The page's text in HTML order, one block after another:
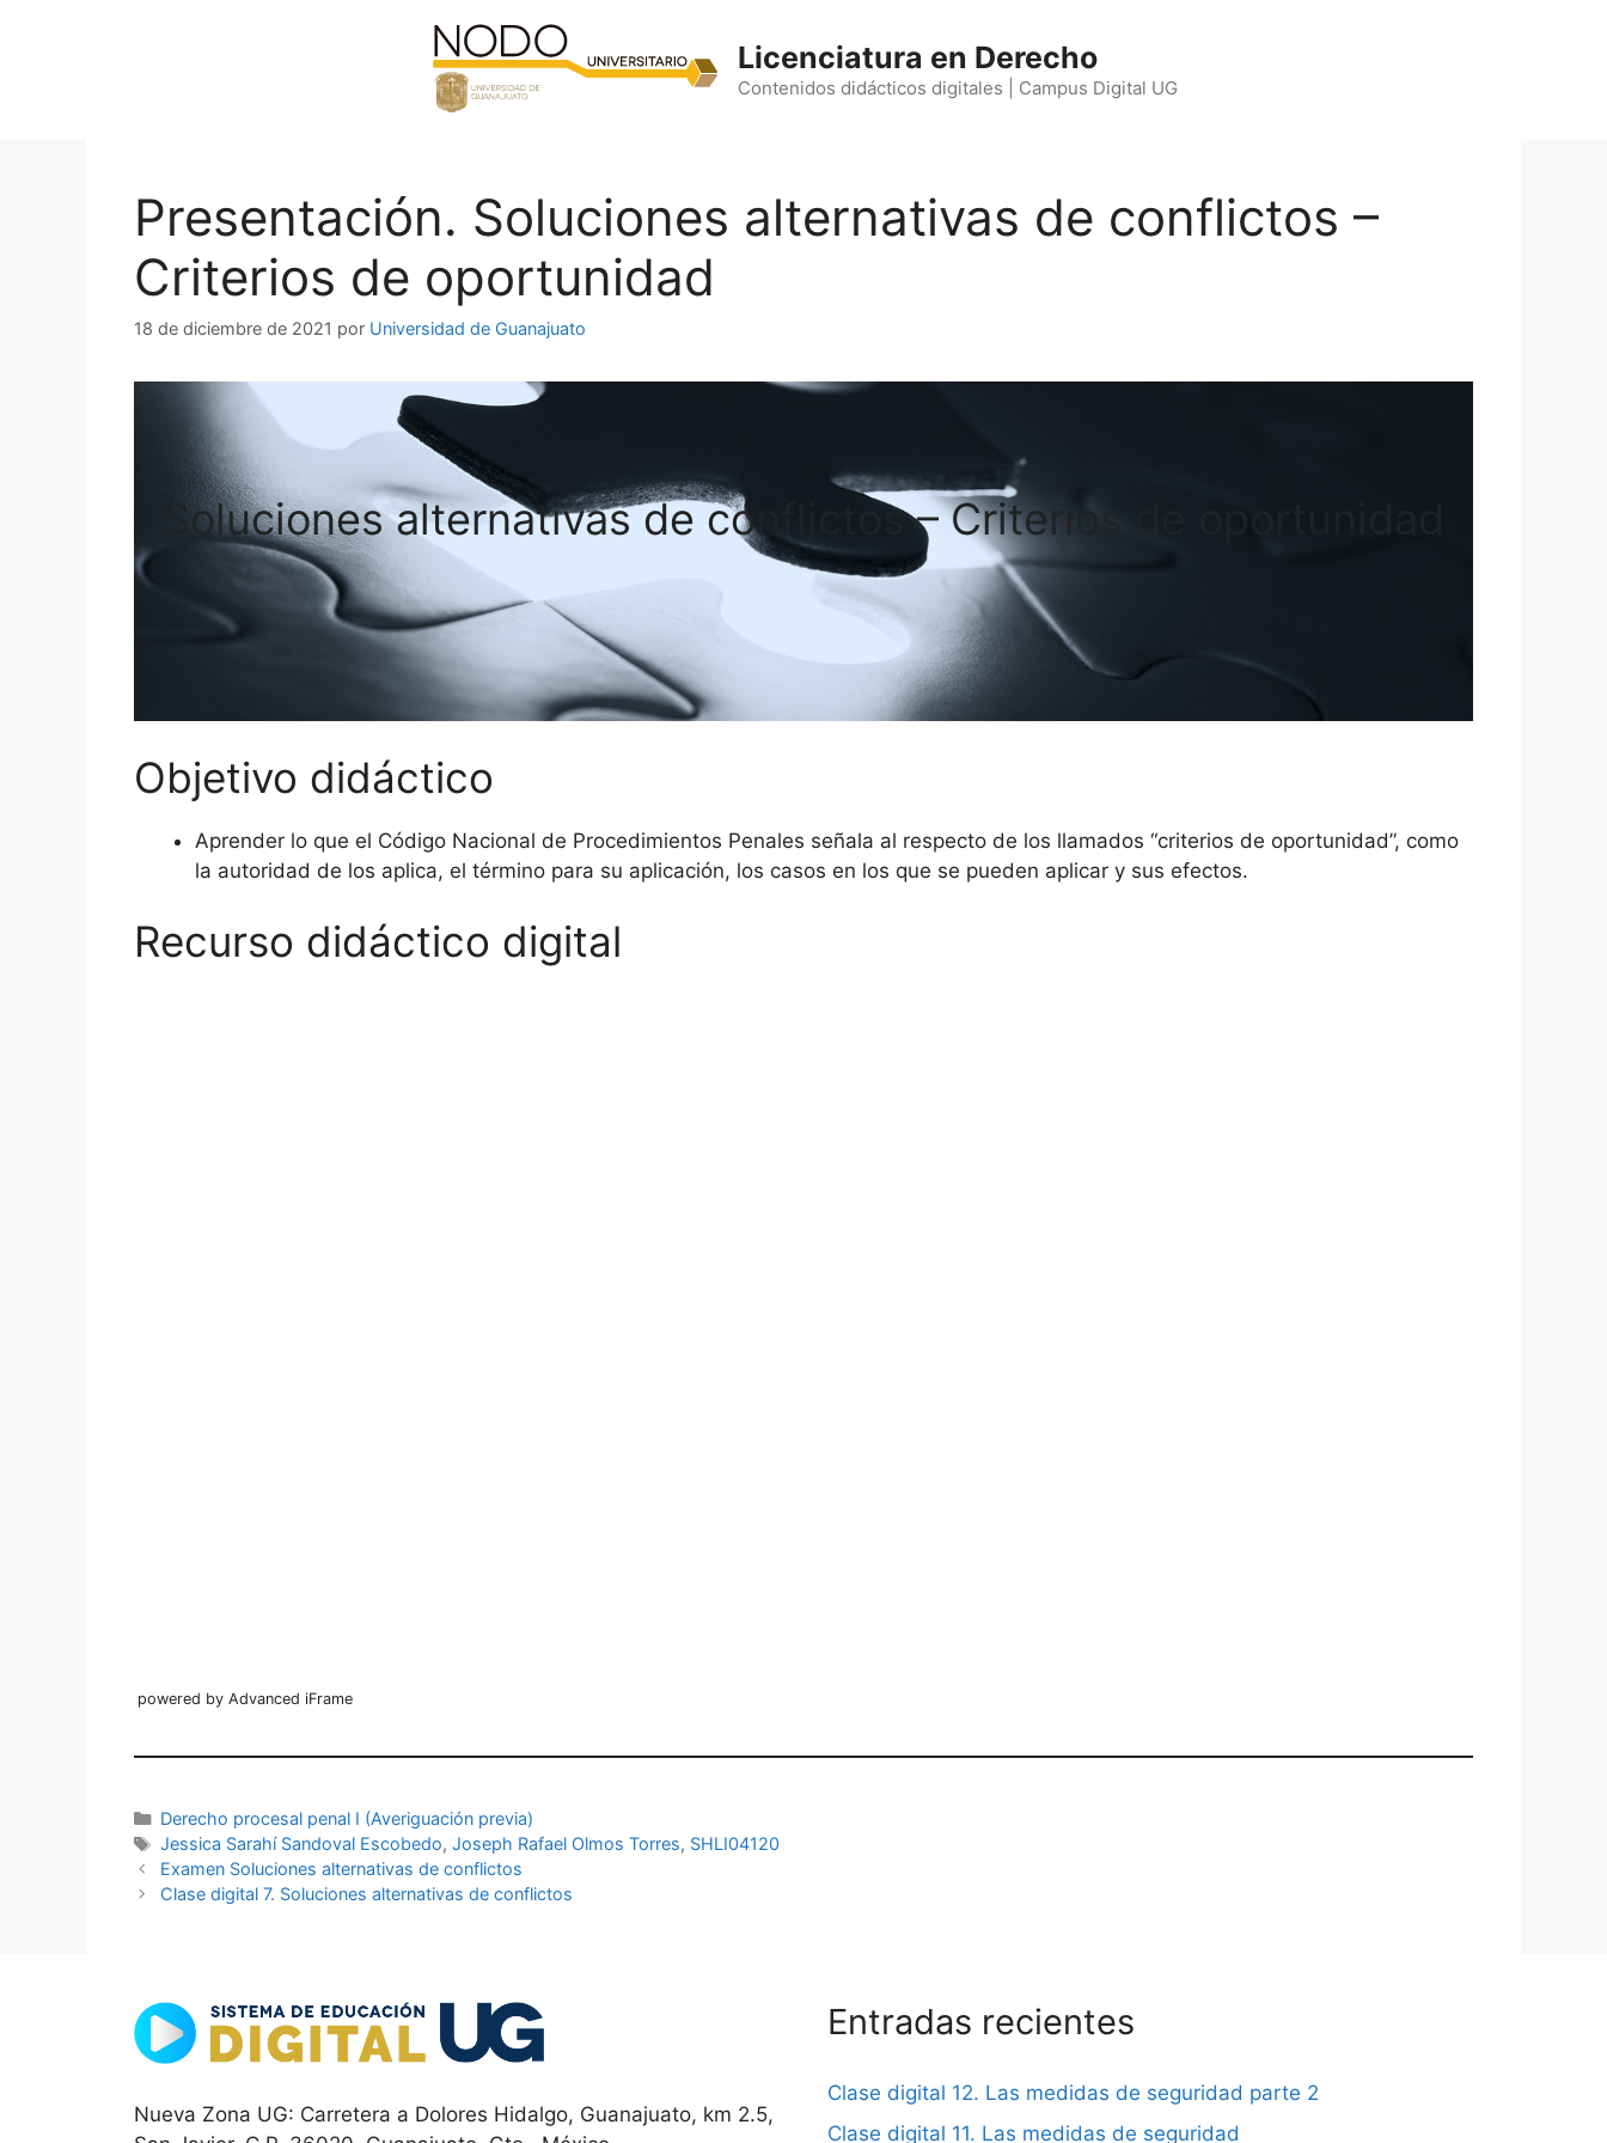
Licenciatura en Derecho
Contenidos didácticos digitales | Campus Digital UG
Presentación. Soluciones alternativas de conflictos –
Criterios de oportunidad
18 de diciembre de 2021 por Universidad de Guanajuato
Soluciones alternativas de conflictos – Criterios de oportunidad
Objetivo didáctico
Aprender lo que el Código Nacional de Procedimientos Penales señala al respecto de los llamados “criterios de oportunidad”, como
la autoridad de los aplica, el término para su aplicación, los casos en los que se pueden aplicar y sus efectos.
Recurso didáctico digital
powered by Advanced iFrame
Categorías
Derecho procesal penal I (Averiguación previa)
Etiquetas
Jessica Sarahí Sandoval Escobedo, Joseph Rafael Olmos Torres, SHLI04120
Examen Soluciones alternativas de conflictos
Clase digital 7. Soluciones alternativas de conflictos
Nueva Zona UG: Carretera a Dolores Hidalgo, Guanajuato, km 2.5,
Entradas recientes
Clase digital 12. Las medidas de seguridad parte 2
Clase digital 11. Las medidas de seguridad